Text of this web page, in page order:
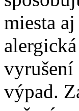
miesta
vyrušení
výpad.